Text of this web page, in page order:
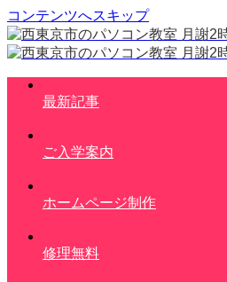
コンテンツへスキップ
最新記事
ご入学案内
ホームページ制作
修理無料